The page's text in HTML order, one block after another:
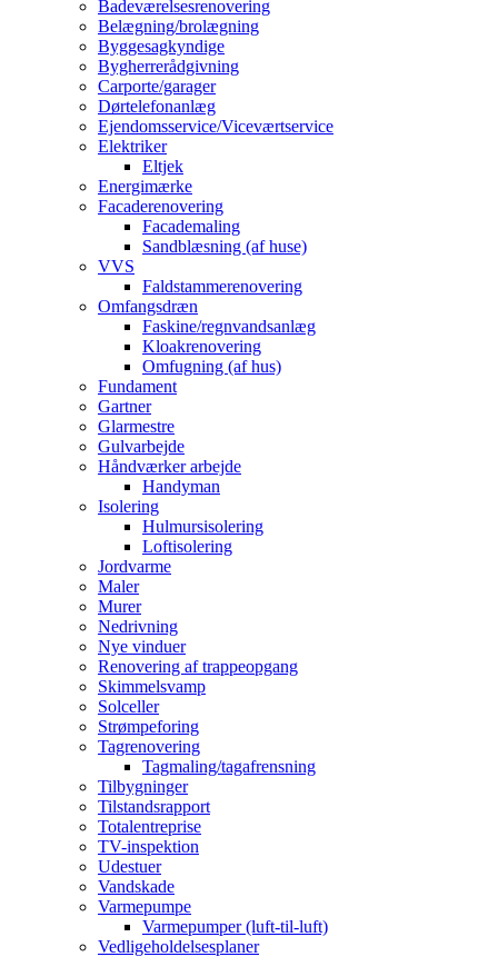
Badeværelsesrenovering
Belægning/brolægning
Byggesagkyndige
Bygherrerådgivning
Carporte/garager
Dørtelefonanlæg
Ejendomsservice/Viceværtservice
Elektriker
Eltjek
Energimærke
Facaderenovering
Facademaling
Sandblæsning (af huse)
VVS
Faldstammerenovering
Omfangsdræn
Faskine/regnvandsanlæg
Kloakrenovering
Omfugning (af hus)
Fundament
Gartner
Glarmestre
Gulvarbejde
Håndværker arbejde
Handyman
Isolering
Hulmursisolering
Loftisolering
Jordvarme
Maler
Murer
Nedrivning
Nye vinduer
Renovering af trappeopgang
Skimmelsvamp
Solceller
Strømpeforing
Tagrenovering
Tagmaling/tagafrensning
Tilbygninger
Tilstandsrapport
Totalentreprise
TV-inspektion
Udestuer
Vandskade
Varmepumpe
Varmepumper (luft-til-luft)
Vedligeholdelsesplaner